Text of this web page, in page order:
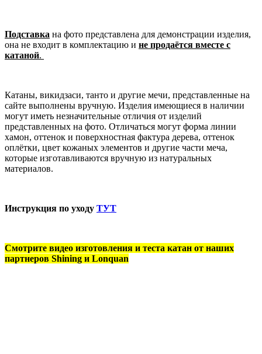
Подставка на фото представлена для демонстрации изделия,
она не входит в комплектацию и не продаётся вместе с
катаной.
Катаны, викидзаси, танто и другие мечи, представленные на
сайте выполнены вручную. Изделия имеющиеся в наличии
могут иметь незначительные отличия от изделий
представленных на фото. Отличаться могут форма линии
хамон, оттенок и поверхностная фактура дерева, оттенок
оплётки, цвет кожаных элементов и другие части меча,
которые изготавливаются вручную из натуральных
материалов.
Инструкция по уходу ТУТ
Смотрите видео изготовления и теста катан от наших
партнеров Shining и Lonquan